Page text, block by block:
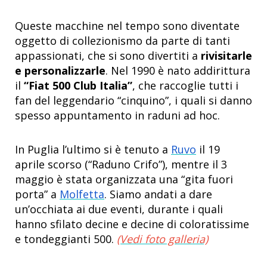
Queste macchine nel tempo sono diventate
oggetto di collezionismo da parte di tanti
appassionati, che si sono divertiti a rivisitarle
e personalizzarle. Nel 1990 è nato addirittura
il “Fiat 500 Club Italia”, che raccoglie tutti i
fan del leggendario “cinquino”, i quali si danno
spesso appuntamento in raduni ad hoc.
In Puglia l’ultimo si è tenuto a Ruvo il 19
aprile scorso (“Raduno Crifo”), mentre il 3
maggio è stata organizzata una “gita fuori
porta” a Molfetta. Siamo andati a dare
un’occhiata ai due eventi, durante i quali
hanno sfilato decine e decine di coloratissime
e tondeggianti 500. (Vedi foto galleria)